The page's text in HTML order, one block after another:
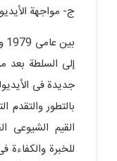
ج- مواجهة
إلى السلطة بعد
جدیدة فی
بالتطور
القیم الشیوعی
للخبرة والکفاءة